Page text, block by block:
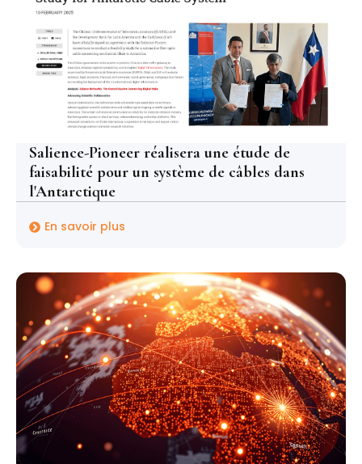
Salience-Pioneer réalisera une étude de
faisabilité pour un système de câbles dans
l'Antarctique
En savoir plus